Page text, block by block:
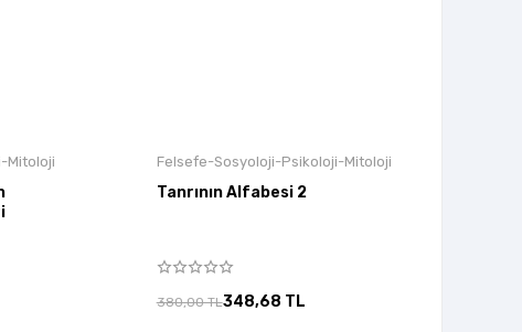
Mitoloji Felsefe-Sosyoloji-Psikoloji-Mitoloji
Tanrının Alfabesi 2
380,00 TL348,68 TL